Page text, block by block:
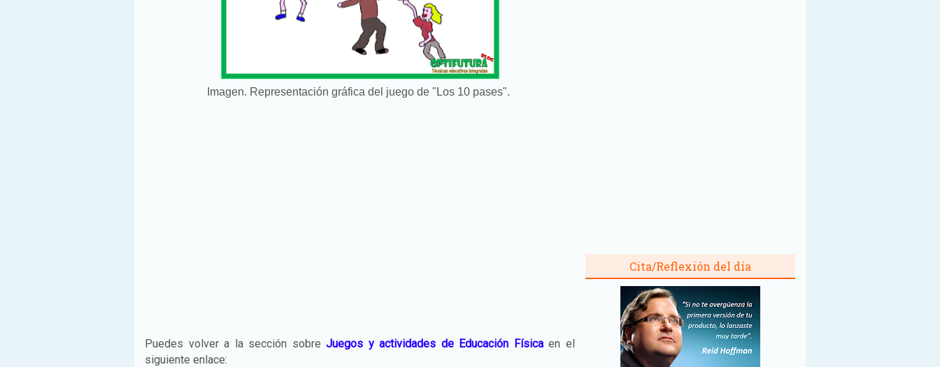
Imagen. Representación gráfica del juego de "Los 10 pases".
Puedes volver a la sección sobreJuegos y actividades de Educación Físicaen el
siguiente enlace:
Cita/Reflexión del día